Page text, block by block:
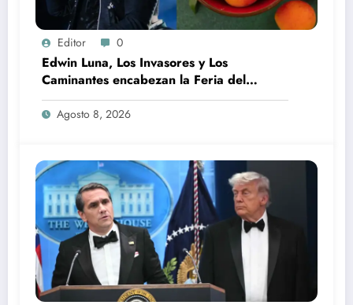
Editor 0
Edwin Luna, Los Invasores y Los
Caminantes encabezan la Feria del
Durazno en Tetela de Ocampo
Agosto 8, 2026